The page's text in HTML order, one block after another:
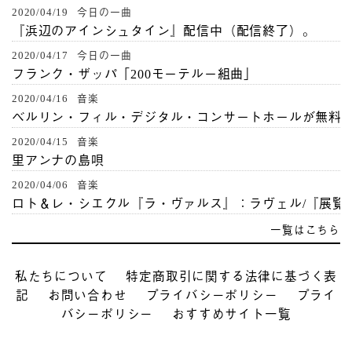
2020/04/19 今日の一曲
『浜辺のアインシュタイン』配信中（配信終了）。
2020/04/17 今日の一曲
フランク・ザッパ「200モーテルー組曲」
2020/04/16 音楽
ベルリン・フィル・デジタル・コンサートホールが無料
2020/04/15 音楽
里アンナの島唄
2020/04/06 音楽
ロト＆レ・シエクル『ラ・ヴァルス』：ラヴェル/『展
一覧はこちら
私たちについて
特定商取引に関する法律に基づく表
記
お問い合わせ プライバシーポリシー
プライ
バシーポリシー
おすすめサイト一覧